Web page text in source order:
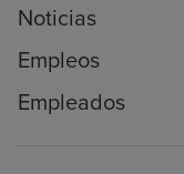
Noticias
Empleos
Empleados